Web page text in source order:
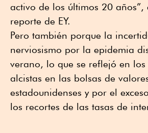
activo de los últimos 20 años”,
reporte de EY.
Pero también porque la
nerviosismo por la epidemia
verano, lo que se reflejó en los
alcistas en las bolsas de
estadounidenses y por el
los recortes de las tasas de